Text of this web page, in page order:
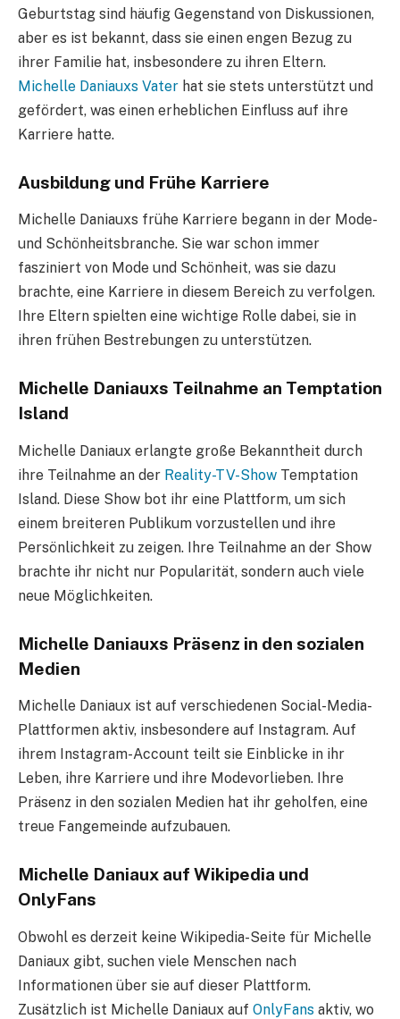
Geburtstag sind häufig Gegenstand von Diskussionen,
aber es ist bekannt, dass sie einen engen Bezug zu
ihrer Familie hat, insbesondere zu ihren Eltern.
Michelle Daniauxs Vater hat sie stets unterstützt und
gefördert, was einen erheblichen Einfluss auf ihre
Karriere hatte.
Ausbildung und Frühe Karriere
Michelle Daniauxs frühe Karriere begann in der Mode-
und Schönheitsbranche. Sie war schon immer
fasziniert von Mode und Schönheit, was sie dazu
brachte, eine Karriere in diesem Bereich zu verfolgen.
Ihre Eltern spielten eine wichtige Rolle dabei, sie in
ihren frühen Bestrebungen zu unterstützen.
Michelle Daniauxs Teilnahme an Temptation
Island
Michelle Daniaux erlangte große Bekanntheit durch
ihre Teilnahme an der Reality-TV-Show Temptation
Island. Diese Show bot ihr eine Plattform, um sich
einem breiteren Publikum vorzustellen und ihre
Persönlichkeit zu zeigen. Ihre Teilnahme an der Show
brachte ihr nicht nur Popularität, sondern auch viele
neue Möglichkeiten.
Michelle Daniauxs Präsenz in den sozialen
Medien
Michelle Daniaux ist auf verschiedenen Social-Media-
Plattformen aktiv, insbesondere auf Instagram. Auf
ihrem Instagram-Account teilt sie Einblicke in ihr
Leben, ihre Karriere und ihre Modevorlieben. Ihre
Präsenz in den sozialen Medien hat ihr geholfen, eine
treue Fangemeinde aufzubauen.
Michelle Daniaux auf Wikipedia und
OnlyFans
Obwohl es derzeit keine Wikipedia-Seite für Michelle
Daniaux gibt, suchen viele Menschen nach
Informationen über sie auf dieser Plattform.
Zusätzlich ist Michelle Daniaux auf OnlyFans aktiv, wo